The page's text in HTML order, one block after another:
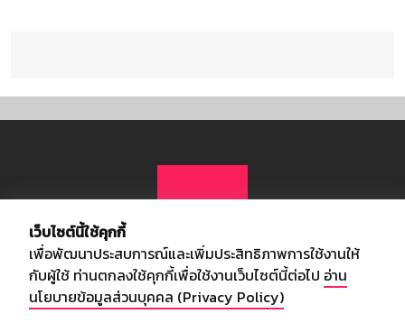
เกี่ยวกับเรา
เว็บไซต์นี้ใช้คุกกี้
เพื่อพัฒนาประสบการณ์และเพิ่มประสิทธิภาพการใช้งานให้
กับผู้ใช้ ท่านตกลงใช้คุกกี้เพื่อใช้งานเว็บไซต์นี้ต่อไป อ่าน
นโยบายข้อมูลส่วนบุคคล (Privacy Policy)